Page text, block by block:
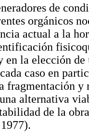
de
orgánicos
actual a la
en la elección
caso en
fragmentación
alternativa
de la